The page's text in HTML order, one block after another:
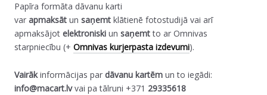
Papīra formāta dāvanu karti
varapmaksāt unsaņemt klātienē fotostudijā vai arī
apmaksājotelektroniski unsaņemtto ar Omnivas
starpniecību (+Omnivas kurjerpasta izdevumi).
Vairākinformācijas pardāvanu kartēm un to iegādi:
info@macart.lvvai pa tālruni +371 29335618